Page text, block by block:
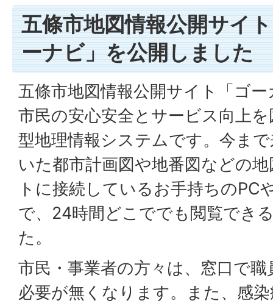
五條市地図情報公開サイ
ーナビ」を公開しました
五條市地図情報公開サイト「ゴ
市民の安心安全とサービス向上
型地理情報システムです。今ま
いた都市計画図や地番図などの
トに接続しているお手持ちのPC
で、24時間どこででも閲覧でき
た。
市民・事業者の方々は、窓口で
必要が無くなります。また、感